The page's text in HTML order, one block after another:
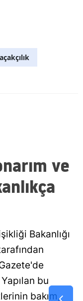
Muğla
Muş
Niğde
Ordu
Rize
Sakarya
ve
Bakanlığı
bu
bakım,